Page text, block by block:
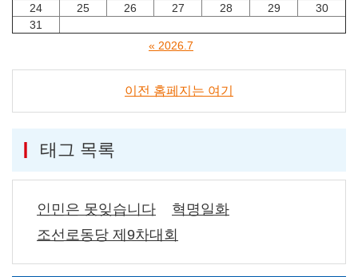
24
25 26 27 28 29
30
31
« 2026.7
이전 홈페지는 여기
태그 목록
인민은 못잊습니다
혁명일화
조선로동당 제9차대회